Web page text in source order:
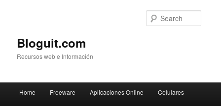
Bloguit.com
Recursos web e Información
Skip
Home Freeware Aplicaciones Online Celulares